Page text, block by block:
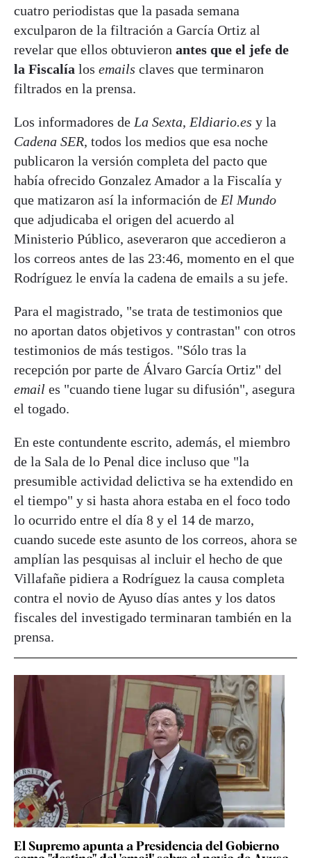
cuatro periodistas que la pasada semana
exculparon de la filtración a García Ortiz al
revelar que ellos obtuvieron antes que el jefe de
la Fiscalía los emails claves que terminaron
filtrados en la prensa.
Los informadores de La Sexta, Eldiario.es y la
Cadena SER, todos los medios que esa noche
publicaron la versión completa del pacto que
había ofrecido Gonzalez Amador a la Fiscalía y
que matizaron así la información de El Mundo
que adjudicaba el origen del acuerdo al
Ministerio Público, aseveraron que accedieron a
los correos antes de las 23:46, momento en el que
Rodríguez le envía la cadena de emails a su jefe.
Para el magistrado, "se trata de testimonios que
no aportan datos objetivos y contrastan" con otros
testimonios de más testigos. "Sólo tras la
recepción por parte de Álvaro García Ortiz" del
email es "cuando tiene lugar su difusión", asegura
el togado.
En este contundente escrito, además, el miembro
de la Sala de lo Penal dice incluso que "la
presumible actividad delictiva se ha extendido en
el tiempo" y si hasta ahora estaba en el foco todo
lo ocurrido entre el día 8 y el 14 de marzo,
cuando sucede este asunto de los correos, ahora se
amplían las pesquisas al incluir el hecho de que
Villafañe pidiera a Rodríguez la causa completa
contra el novio de Ayuso días antes y los datos
fiscales del investigado terminaran también en la
prensa.
El Supremo apunta a Presidencia del Gobierno